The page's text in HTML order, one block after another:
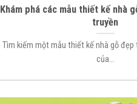
Khám phá các mẫu thiết kế nhà
truyền
Tìm kiếm một mẫu thiết kế nhà gỗ đẹp
của...